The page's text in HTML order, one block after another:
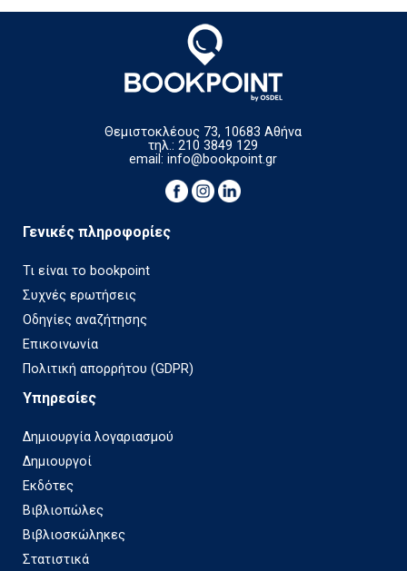
Θεμιστοκλέους 73, 10683 Αθήνα
τηλ.: 210 3849 129
email:info@bookpoint.gr
Γενικές πληροφορίες
Τι είναι το bookpoint
Συχνές ερωτήσεις
Οδηγίες αναζήτησης
Επικοινωνία
Πολιτική απορρήτου (GDPR)
Υπηρεσίες
Δημιουργία λογαριασμού
Δημιουργοί
Εκδότες
Βιβλιοπώλες
Βιβλιοσκώληκες
Στατιστικά